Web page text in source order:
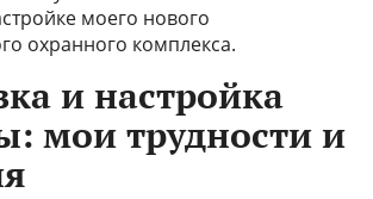
моего нового
охранного комплекса.
и настройка
мои трудности и